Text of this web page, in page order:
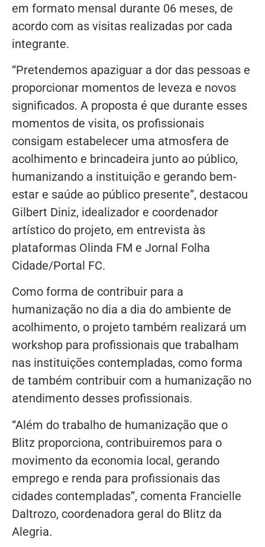
em formato mensal durante 06 meses, de
acordo com as visitas realizadas por cada
integrante.
“Pretendemos apaziguar a dor das pessoas e
proporcionar momentos de leveza e novos
significados. A proposta é que durante esses
momentos de visita, os profissionais
consigam estabelecer uma atmosfera de
acolhimento e brincadeira junto ao público,
humanizando a instituição e gerando bem-
estar e saúde ao público presente”, destacou
Gilbert Diniz, idealizador e coordenador
artístico do projeto, em entrevista às
plataformas Olinda FM e Jornal Folha
Cidade/Portal FC.
Como forma de contribuir para a
humanização no dia a dia do ambiente de
acolhimento, o projeto também realizará um
workshop para profissionais que trabalham
nas instituições contempladas, como forma
de também contribuir com a humanização no
atendimento desses profissionais.
“Além do trabalho de humanização que o
Blitz proporciona, contribuiremos para o
movimento da economia local, gerando
emprego e renda para profissionais das
cidades contempladas”, comenta Francielle
Daltrozo, coordenadora geral do Blitz da
Alegria.